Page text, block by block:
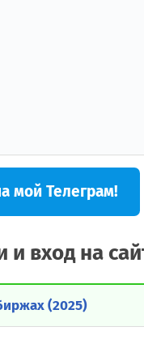
мой Телеграм!
и вход на
(2025)